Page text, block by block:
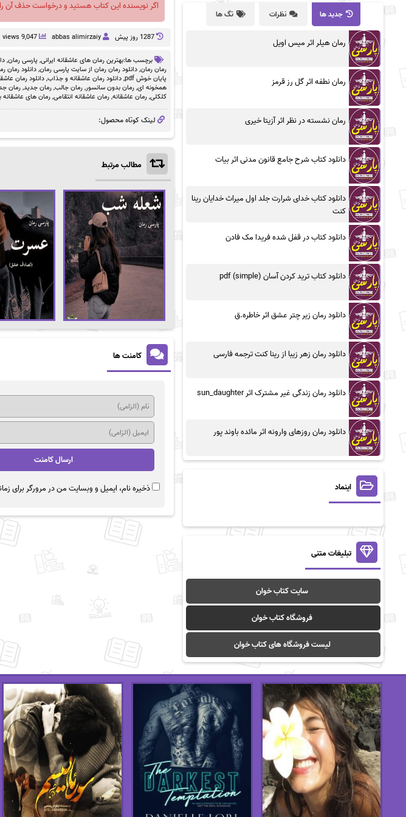
اگر نویسنده این کتاب هستید و درخواست حذف آن را
1287 روز پيش abbas alimirzaiy
9,047 views
برچسب ها:بهترین رمان های عاشقانه ایرانی, پارسی رمان,
رمان رمان,دانلود رمان رمان از سایت پارسی رمان,دانلود رمان
پایان خوش pdf
,دانلود رمان عاشقانه و جذاب,دانلود رمان
همخونه ای,رمان بدون سانسور,رمان جالب,رمان جدید,رمان
کلکلی,رمان عاشقانه,رمان عاشقانه انتقامی,رمان های
لینک کوتاه محصول:
مطالب مرتبط
کامنت ها
ذخیره نام، ایمیل و وبسایت من در مرورگر برای
جدید ها نظرات تگ ها
رمان هیلر اثر میس اویل
رمان نطفه اثر گل رز قرمز
رمان نشسته در نظر اثر آزیتا خیری
دانلود کتاب شرح جامع قانون مدنی اثر بیات
دانلود کتاب خدای شرارت جلد اول میراث خدایان رینا
کنت
دانلود کتاب در قفل شده فریدا مک فادن
دانلود کتاب ترید کردن آسان (simple) pdf
دانلود رمان زیر چتر عشق اثر خاطره.ق
دانلود رمان زهر زیبا از رینا کنت ترجمه فارسی
دانلود رمان زندگی غیر مشترک اثر sun_daughter
دانلود رمان روزهای وارونه اثر مائده باوند پور
اینماد
تبلیغات متنی
سایت کتاب خوان
فروشگاه کتاب خوان
لیست فروشگاه های کتاب خوان